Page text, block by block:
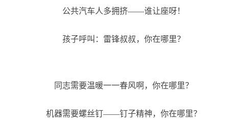
公共汽车人多拥挤——谁让座呀！
孩子呼叫：雷锋叔叔，你在哪里？
同志需要温暖一一春风啊，你在哪里？
机器需要螺丝钉——钉子精神，你在哪里？